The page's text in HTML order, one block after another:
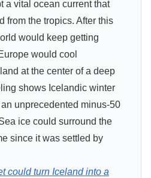
a vital ocean current that
from the tropics. After this
would keep getting
would cool
at the center of a deep
shows Icelandic winter
unprecedented minus-50
ice could surround the
since it was settled by
could turn Iceland into a